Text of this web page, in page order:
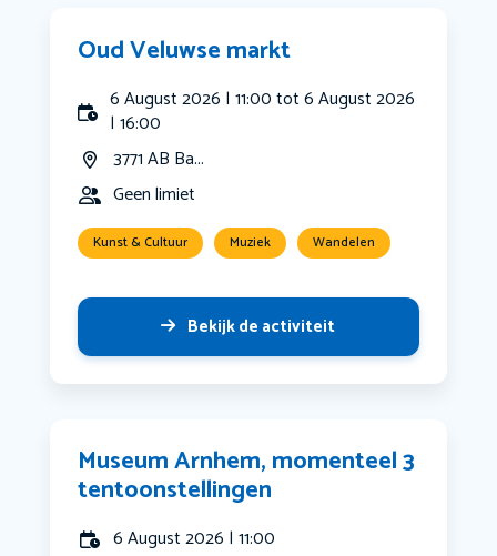
Oud Veluwse markt
6 August 2026 | 11:00 tot 6 August 2026
| 16:00
3771 AB Ba...
Geen limiet
Kunst & Cultuur Muziek Wandelen
Bekijk de activiteit
Museum Arnhem, momenteel 3
tentoonstellingen
6 August 2026 | 11:00